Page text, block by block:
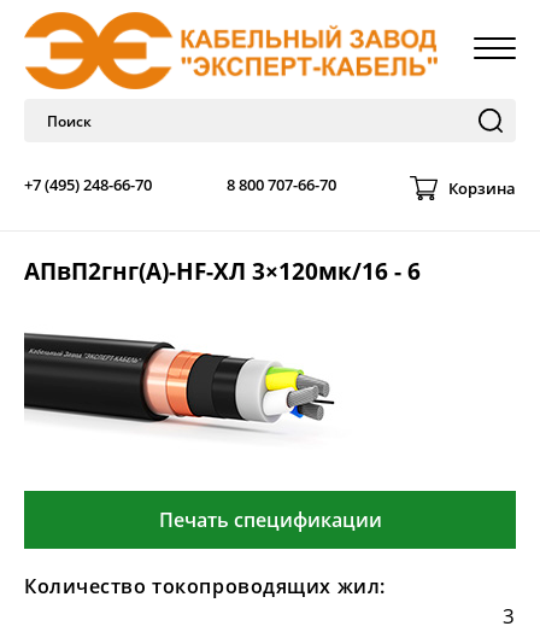
+7 (495) 248-66-70 8 800 707-66-70 Корзина
АПвП2гнг(А)-HF-ХЛ 3×120мк/16 - 6
Печать спецификации
Количество токопроводящих жил:
3